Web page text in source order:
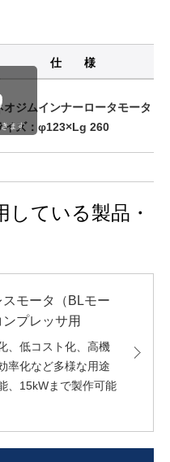
仕 様
オジムインナーロータモータ
イズ：φ123×Lg 260
ます
している製品・
スモータ（BLモー
プレッサ用
、低コスト化、高機
率化など多様な用途
、15kWまで製作可能